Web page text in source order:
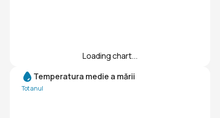
Loading chart...
Temperatura medie a mării
Tot anul